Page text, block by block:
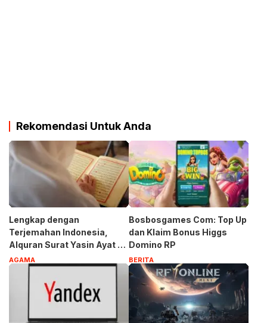
Rekomendasi Untuk Anda
Lengkap dengan
Terjemahan Indonesia,
Alquran Surat Yasin Ayat 1-
83
AGAMA
Bosbosgames Com: Top Up
dan Klaim Bonus Higgs
Domino RP
BERITA